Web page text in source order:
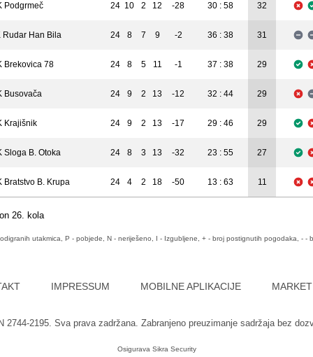
Podgrmeč 24 10 2 12 -28 30 : 58 32
Rudar Han Bila 24 8 7 9 -2 36 : 38 31
Brekovica 78 24 8 5 11 -1 37 : 38 29
Busovača 24 9 2 13 -12 32 : 44 29
Krajišnik 24 9 2 13 -17 29 : 46 29
Sloga B. Otoka 24 8 3 13 -32 23 : 55 27
Bratstvo B. Krupa 24 4 2 18 -50 13 : 63 11
26. kola
utakmica, P - pobjede, N - neriješeno, I - Izgubljene, + - broj postignutih pogodaka, - -
IMPRESSUM MOBILNE APLIKACIJE
2744-2195. Sva prava zadržana. Zabranjeno preuzimanje sadržaja bez
Osigurava Sikra Security